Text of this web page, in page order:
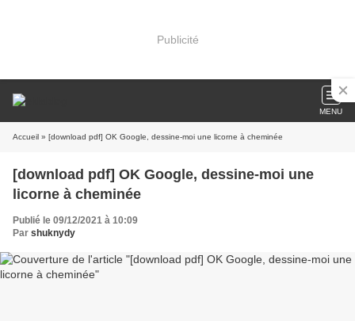
Publicité
MENU
Accueil » [download pdf] OK Google, dessine-moi une licorne à cheminée
[download pdf] OK Google, dessine-moi une
licorne à cheminée
Publié le 09/12/2021 à 10:09
Par shuknydy